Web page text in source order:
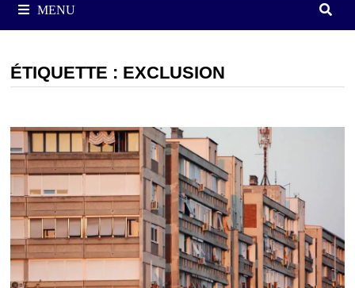
MENU
ÉTIQUETTE : EXCLUSION